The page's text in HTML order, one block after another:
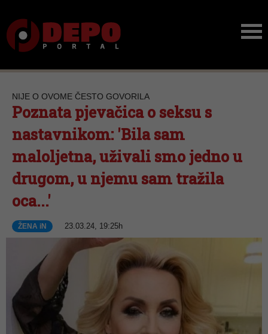
NIJE O OVOME ČESTO GOVORILA
Poznata pjevačica o seksu s
nastavnikom: 'Bila sam
maloljetna, uživali smo jedno u
drugom, u njemu sam tražila
oca...'
ŽENA iN 23.03.24, 19:25h